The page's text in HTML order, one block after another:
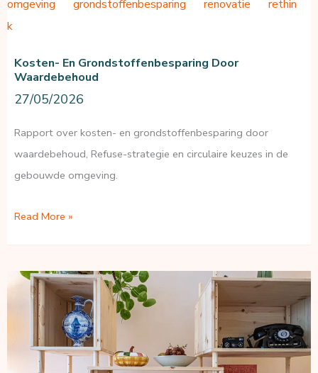
omgeving
grondstoffenbesparing renovatie
rethin
k
Kosten- En Grondstoffenbesparing Door
Waardebehoud
27/05/2026
Rapport over kosten- en grondstoffenbesparing door
waardebehoud, Refuse-strategie en circulaire keuzes in de
gebouwde omgeving.
Kosten-
door
waardebehoud
Read More »